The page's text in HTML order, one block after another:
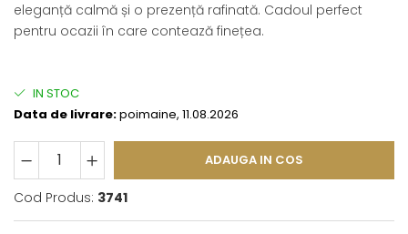
eleganță calmă și o prezență rafinată. Cadoul perfect
pentru ocazii în care contează finețea.
IN STOC
Data de livrare:poimaine, 11.08.2026
ADAUGA IN COS
Cod Produs: 3741